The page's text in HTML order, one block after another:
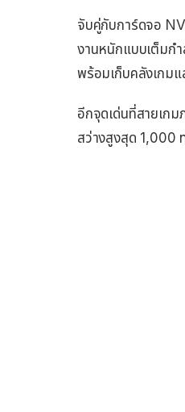
จับคู่กับการ์ดจอ
งานหนักแบบเต็มก
พร้อมเก็บคลังเกมแ
อีกจุดเด่นที่สายเก
สว่างสูงสุด 1,000